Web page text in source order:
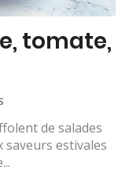
tomate,
de salades
estivales